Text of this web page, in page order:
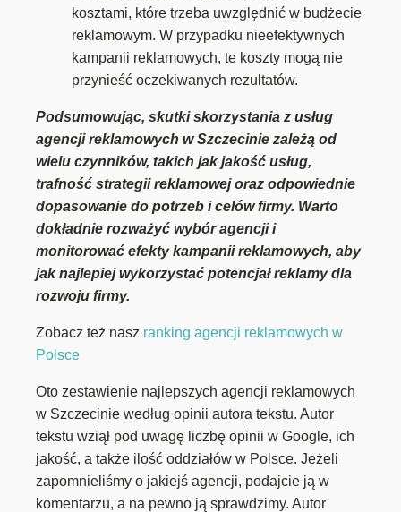
kosztami, które trzeba uwzględnić w budżecie
reklamowym. W przypadku nieefektywnych
kampanii reklamowych, te koszty mogą nie
przynieść oczekiwanych rezultatów.
Podsumowując, skutki skorzystania z usług
agencji reklamowych w Szczecinie zależą od
wielu czynników, takich jak jakość usług,
trafność strategii reklamowej oraz odpowiednie
dopasowanie do potrzeb i celów firmy. Warto
dokładnie rozważyć wybór agencji i
monitorować efekty kampanii reklamowych, aby
jak najlepiej wykorzystać potencjał reklamy dla
rozwoju firmy.
Zobacz też nasz ranking agencji reklamowych w
Polsce
Oto zestawienie najlepszych agencji reklamowych
w Szczecinie według opinii autora tekstu. Autor
tekstu wziął pod uwagę liczbę opinii w Google, ich
jakość, a także ilość oddziałów w Polsce. Jeżeli
zapomnieliśmy o jakiejś agencji, podajcie ją w
komentarzu, a na pewno ją sprawdzimy. Autor